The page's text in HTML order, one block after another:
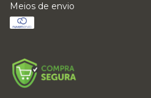
Meios de envio